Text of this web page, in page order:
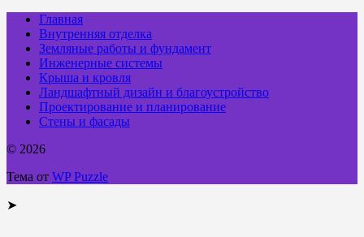
Главная
Внутренняя отделка
Земляные работы и фундамент
Инженерные системы
Крыша и кровля
Ландшафтный дизайн и благоустройство
Проектирование и планирование
Стены и фасады
© 2026
Тема от WP Puzzle
➤